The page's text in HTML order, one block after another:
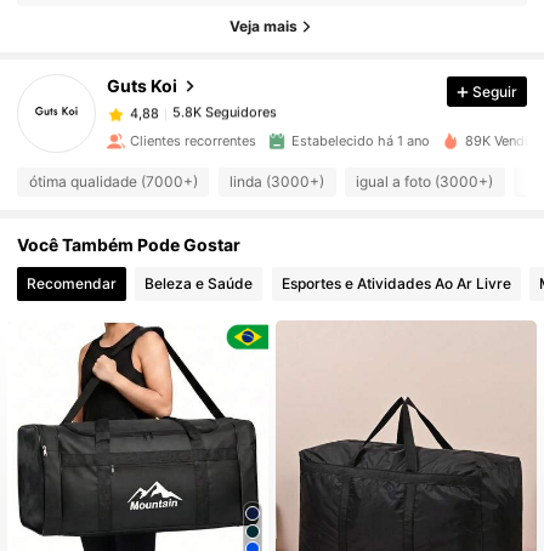
Veja mais
Guts Koi
5.8K Seguidores
4,88 5.8K Seguidores
4,88 5.8K Seguidores
4,88 5.8K Seguidores
4,88 5.8K Seguidores
4,88 5.8K Seguidores
Seguir
Clientes recorrentes Estabelecido há 1 ano 89K
ótima qualidade (7000+) linda (3000+) igual a foto (3000+)
Você Também Pode Gostar
Recomendar Beleza e Saúde Esportes e Atividades Ao Ar Livre